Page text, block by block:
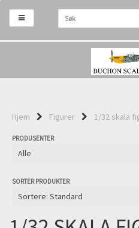
Hjem Figurer 1/32 skala
PRODUSENTER
SORTER PRODUKTER